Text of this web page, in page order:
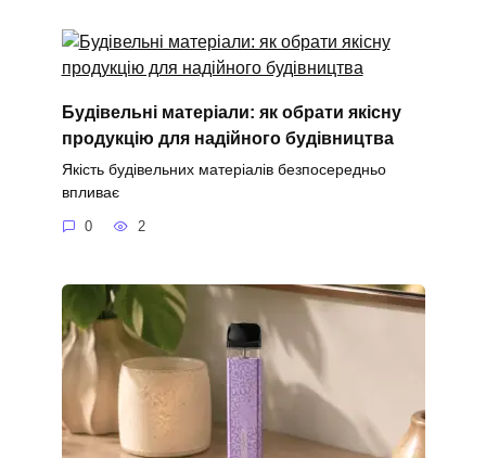
Будівельні матеріали: як обрати якісну
продукцію для надійного будівництва
Якість будівельних матеріалів безпосередньо
впливає
0 2